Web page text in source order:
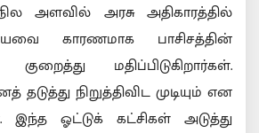
அளவில் அரசு அதிகாரத்தில்
காரணமாக பாசிசத்தின்
மதிப்பிடுகிறார்கள்.
நிறுத்திவிட முடியும் என
இந்த ஓட்டுக் கட்சிகள் அடுத்து